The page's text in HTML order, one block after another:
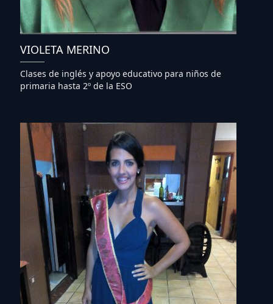
VIOLETA MERINO
Clases de inglés y apoyo educativo para niños de
primaria hasta 2º de la ESO